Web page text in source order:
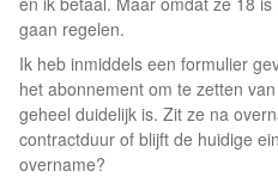
gaan regelen.
Ik heb inmiddels een formulier
het abonnement om te zetten
geheel duidelijk is. Zit ze na
contractduur of blijft de huidige
overname?